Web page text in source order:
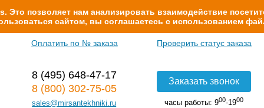
позволяет нам анализировать взаимодействие
сайтом, вы соглашаетесь с использованием
Оплатить по № заказа Проверить статус заказа
8 (495) 648-47-17
8 (800) 302-75-05
sales@mirsantekhniki.ru
Заказать звонок
часы работы: 900-1900